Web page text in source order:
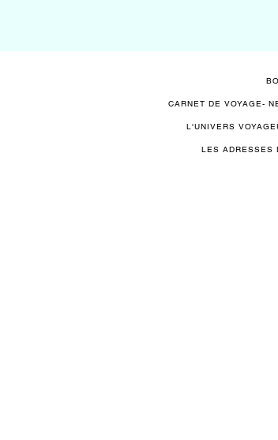
CARNET DE VOYAGE-
L'UNIVERS
LES ADRESSES